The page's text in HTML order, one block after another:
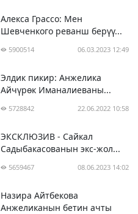
Алекса Грассо: Мен
Шевченкого реванш берүү...
5900514 06.03.2023 12:49
Элдик пикир: Анжелика
Айчүрөк Иманалиеваны...
5728842 22.06.2022 10:58
ЭКСКЛЮЗИВ - Сайкал
Садыбакасованын экс-жол...
5659467 08.06.2023 14:02
Назира Айтбекова
Анжеликанын бетин ачты